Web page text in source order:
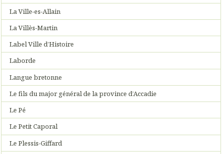
La Ville-es-Allain
La Villès-Martin
Label Ville d’Histoire
Laborde
Langue bretonne
Le fils du major général de la province d’Accadie
Le Pé
Le Petit Caporal
Le Plessis-Giffard